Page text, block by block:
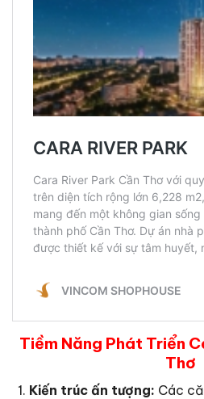
Tiềm Năng Phát Triển
Thơ
Kiến trúc ấn tượng: Các